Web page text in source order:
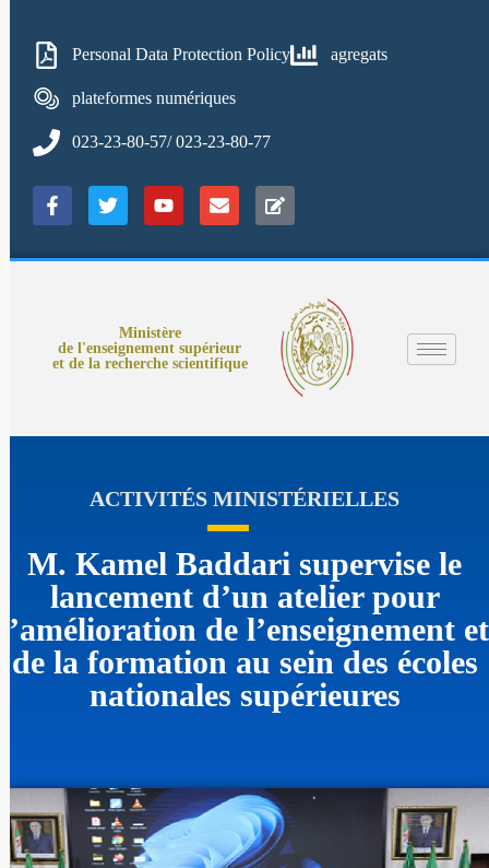
Personal Data Protection Policy agregats
plateformes numériques
023-23-80-57/ 023-23-80-77
Ministère
de l'enseignement supérieur
et de la recherche scientifique
ACTIVITÉS MINISTÉRIELLES
M. Kamel Baddari supervise le
lancement d’un atelier pour
l’amélioration de l’enseignement et
de la formation au sein des écoles
nationales supérieures